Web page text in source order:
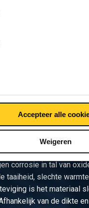
Accepteer alle
Weigeren
staal. Door de
eigenschappen
schaal toegepast. In
vervormbaar (buigen,
Deze kwaliteit beschikt
corrosie in tal van
taaiheid, slechte
is het materiaal
van de dikte